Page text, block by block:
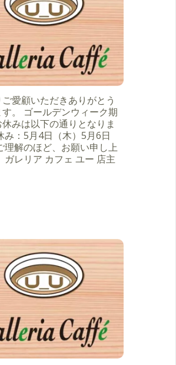
愛顧いただきありがとう
す。 ゴールデンウィーク期
みは以下の通りとなりま
み：5月4日（木）5月6日
理解のほど、お願い申し上
ガレリア カフェ ユー 店主